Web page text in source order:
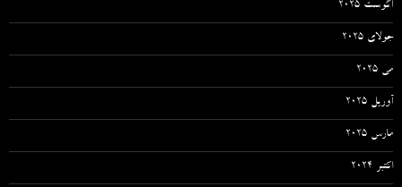
آگوست 2025
جولای 2025
می 2025
آوریل 2025
مارس 2025
اکتبر 2024